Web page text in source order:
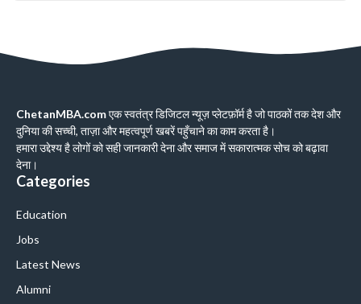
ChetanMBA.comएक स्वतंत्र डिजिटल न्यूज़ प्लेटफ़ॉर्म है जो पाठकों तक देश और
दुनिया की सच्ची, ताज़ा और महत्वपूर्ण खबरें पहुँचाने का काम करता है।
हमारा उद्देश्य है लोगों को सही जानकारी देना और समाज में सकारात्मक सोच को बढ़ावा
देना।
Categories
Education
Jobs
Latest News
Alumni